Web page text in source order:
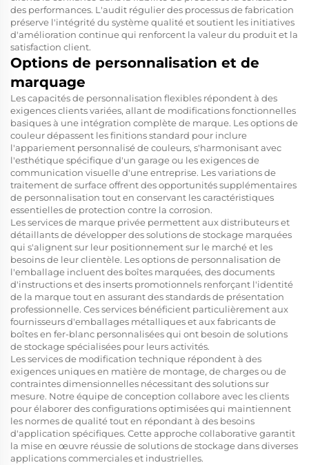
des performances. L'audit régulier des processus de fabrication
préserve l'intégrité du système qualité et soutient les initiatives
d'amélioration continue qui renforcent la valeur du produit et la
satisfaction client.
Options de personnalisation et de
marquage
Les capacités de personnalisation flexibles répondent à des
exigences clients variées, allant de modifications fonctionnelles
basiques à une intégration complète de marque. Les options de
couleur dépassent les finitions standard pour inclure
l'appariement personnalisé de couleurs, s'harmonisant avec
l'esthétique spécifique d'un garage ou les exigences de
communication visuelle d'une entreprise. Les variations de
traitement de surface offrent des opportunités supplémentaires
de personnalisation tout en conservant les caractéristiques
essentielles de protection contre la corrosion.
Les services de marque privée permettent aux distributeurs et
détaillants de développer des solutions de stockage marquées
qui s'alignent sur leur positionnement sur le marché et les
besoins de leur clientèle. Les options de personnalisation de
l'emballage incluent des boîtes marquées, des documents
d'instructions et des inserts promotionnels renforçant l'identité
de la marque tout en assurant des standards de présentation
professionnelle. Ces services bénéficient particulièrement aux
fournisseurs d'emballages métalliques et aux fabricants de
boîtes en fer-blanc personnalisées qui ont besoin de solutions
de stockage spécialisées pour leurs activités.
Les services de modification technique répondent à des
exigences uniques en matière de montage, de charges ou de
contraintes dimensionnelles nécessitant des solutions sur
mesure. Notre équipe de conception collabore avec les clients
pour élaborer des configurations optimisées qui maintiennent
les normes de qualité tout en répondant à des besoins
d'application spécifiques. Cette approche collaborative garantit
la mise en œuvre réussie de solutions de stockage dans diverses
applications commerciales et industrielles.